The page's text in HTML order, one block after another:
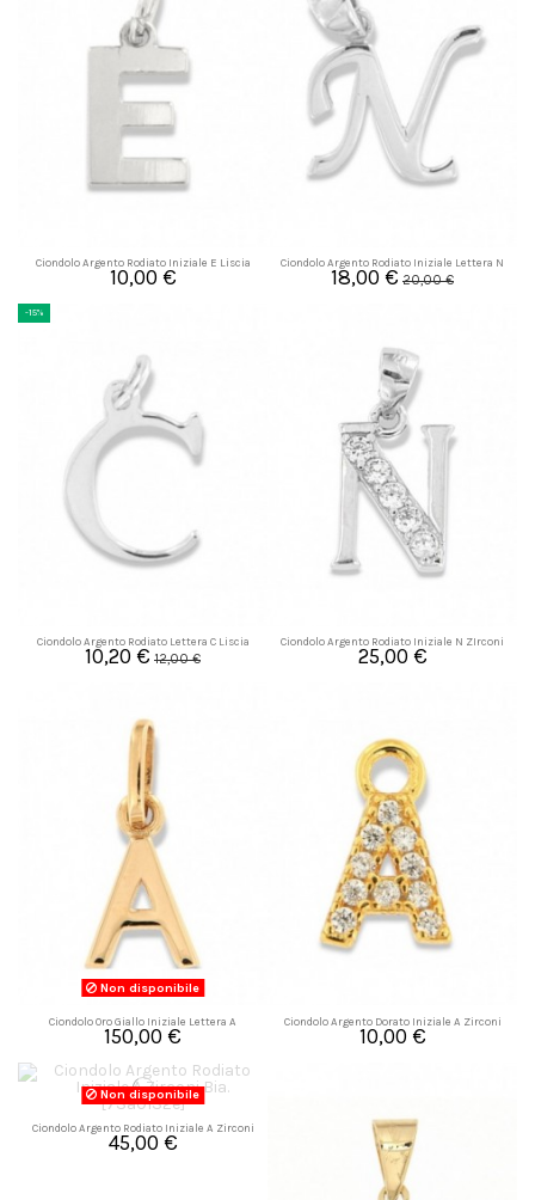
Ciondolo Argento Rodiato Iniziale E Liscia
10,00 €
Ciondolo Argento Rodiato Iniziale Lettera N
Liscia
18,00 € 20,00 €
-15%
Ciondolo Argento Rodiato Lettera C Liscia
10,20 € 12,00 €
Ciondolo Argento Rodiato Iniziale N ZIrconi
Bianchi
25,00 €
Non disponibile
Ciondolo Oro Giallo Iniziale Lettera A
150,00 €
Ciondolo Argento Dorato Iniziale A Zirconi
Bianchi 8MM
10,00 €
Non disponibile
Ciondolo Argento Rodiato Iniziale A Zirconi
Bia.
45,00 €